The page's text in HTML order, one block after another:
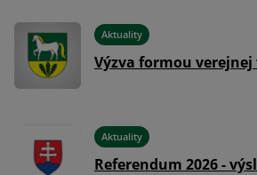
Aktuality
Výzva formou
Aktuality
Referendum 2026 -